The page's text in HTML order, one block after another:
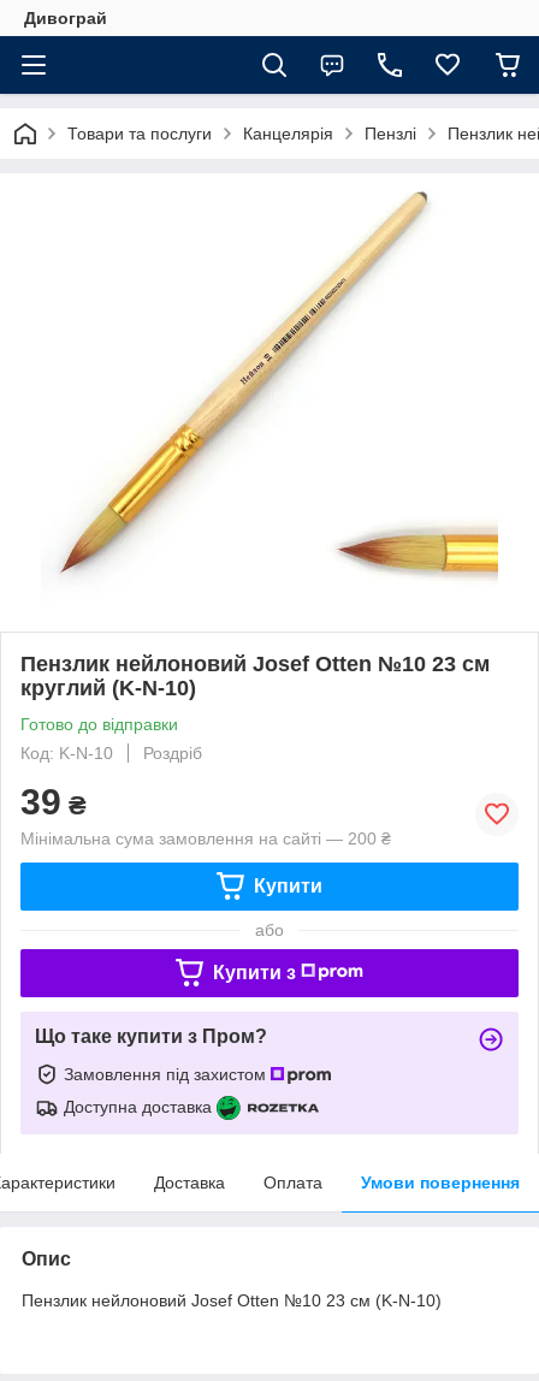
Дивограй
Товари та послуги Канцелярія Пензлі Пензлик
Пензлик нейлоновий Josef Otten №10 23 см
круглий (K-N-10)
Готово до відправки
Код: K-N-10
Роздріб
39 ₴
Мінімальна сума замовлення на сайті — 200 ₴
Купити
або
Купити з
Що таке купити з Пром?
Замовлення під захистом
Доступна доставка
Доставка Оплата Умови повернення
Опис
Пензлик нейлоновий Josef Otten №10 23 см (K-N-10)